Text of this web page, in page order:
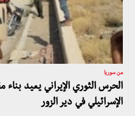
من سوريا
الحرس الثوري الإيراني يعيد بناء
الإسرائيلي في دير الزور